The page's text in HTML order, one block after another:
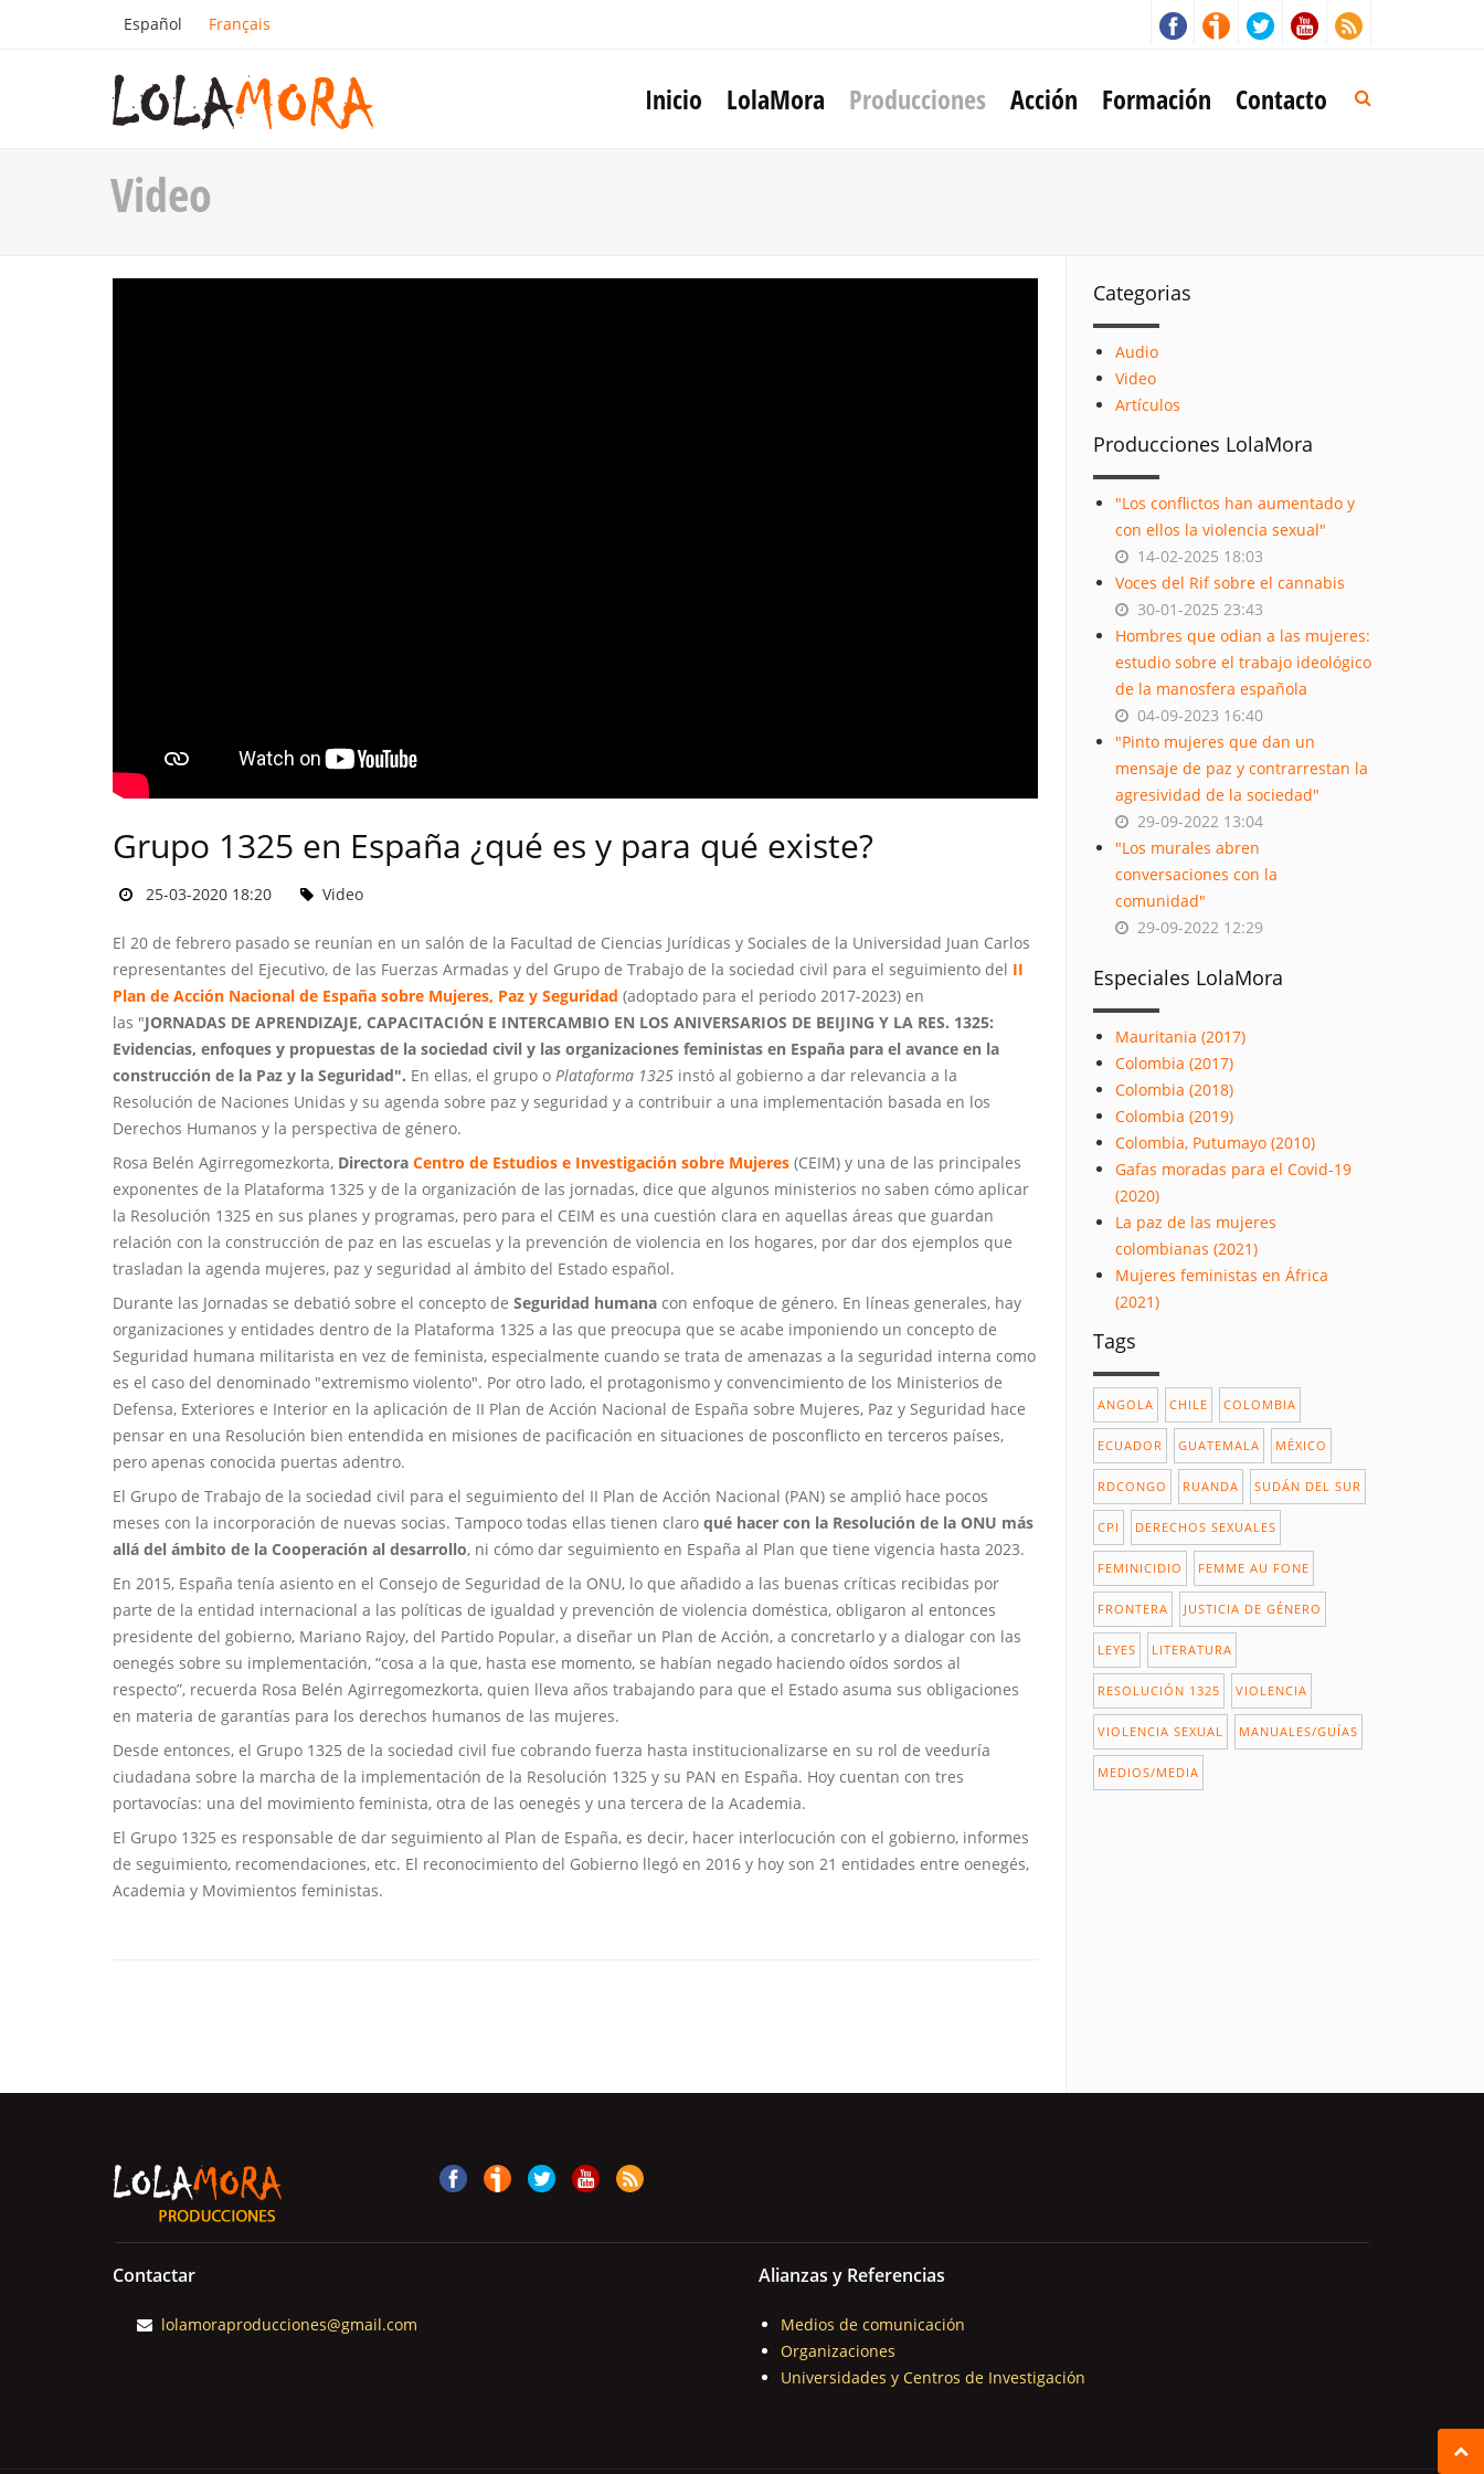
Español Français
Inicio LolaMora Producciones Acción Formación Contacto
Video
Grupo 1325 en España ¿qué es y para qué existe?
25-03-2020 18:20 Video
El 20 de febrero pasado se reunían en un salón de la Facultad de Ciencias Jurídicas y Sociales de la Universidad Juan Carlos
representantes del Ejecutivo, de las Fuerzas Armadas y del Grupo de Trabajo de la sociedad civil para el seguimiento del II
Plan de Acción Nacional de España sobre Mujeres, Paz y Seguridad (adoptado para el periodo 2017-2023) en
las "JORNADAS DE APRENDIZAJE, CAPACITACIÓN E INTERCAMBIO EN LOS ANIVERSARIOS DE BEIJING Y LA RES. 1325:
Evidencias, enfoques y propuestas de la sociedad civil y las organizaciones feministas en España para el avance en la
construcción de la Paz y la Seguridad". En ellas, el grupo o Plataforma 1325 instó al gobierno a dar relevancia a la
Resolución de Naciones Unidas y su agenda sobre paz y seguridad y a contribuir a una implementación basada en los
Derechos Humanos y la perspectiva de género.
Rosa Belén Agirregomezkorta, Directora Centro de Estudios e Investigación sobre Mujeres (CEIM) y una de las principales
exponentes de la Plataforma 1325 y de la organización de las jornadas, dice que algunos ministerios no saben cómo aplicar
la Resolución 1325 en sus planes y programas, pero para el CEIM es una cuestión clara en aquellas áreas que guardan
relación con la construcción de paz en las escuelas y la prevención de violencia en los hogares, por dar dos ejemplos que
trasladan la agenda mujeres, paz y seguridad al ámbito del Estado español.
Durante las Jornadas se debatió sobre el concepto de Seguridad humana con enfoque de género. En líneas generales, hay
organizaciones y entidades dentro de la Plataforma 1325 a las que preocupa que se acabe imponiendo un concepto de
Seguridad humana militarista en vez de feminista, especialmente cuando se trata de amenazas a la seguridad interna como
es el caso del denominado "extremismo violento". Por otro lado, el protagonismo y convencimiento de los Ministerios de
Defensa, Exteriores e Interior en la aplicación de II Plan de Acción Nacional de España sobre Mujeres, Paz y Seguridad hace
pensar en una Resolución bien entendida en misiones de pacificación en situaciones de posconflicto en terceros países,
pero apenas conocida puertas adentro.
El Grupo de Trabajo de la sociedad civil para el seguimiento del II Plan de Acción Nacional (PAN) se amplió hace pocos
meses con la incorporación de nuevas socias. Tampoco todas ellas tienen claro qué hacer con la Resolución de la ONU más
allá del ámbito de la Cooperación al desarrollo, ni cómo dar seguimiento en España al Plan que tiene vigencia hasta 2023.
En 2015, España tenía asiento en el Consejo de Seguridad de la ONU, lo que añadido a las buenas críticas recibidas por
parte de la entidad internacional a las políticas de igualdad y prevención de violencia doméstica, obligaron al entonces
presidente del gobierno, Mariano Rajoy, del Partido Popular, a diseñar un Plan de Acción, a concretarlo y a dialogar con las
oenegés sobre su implementación, “cosa a la que, hasta ese momento, se habían negado haciendo oídos sordos al
respecto”, recuerda Rosa Belén Agirregomezkorta, quien lleva años trabajando para que el Estado asuma sus obligaciones
en materia de garantías para los derechos humanos de las mujeres.
Desde entonces, el Grupo 1325 de la sociedad civil fue cobrando fuerza hasta institucionalizarse en su rol de veeduría
ciudadana sobre la marcha de la implementación de la Resolución 1325 y su PAN en España. Hoy cuentan con tres
portavocías: una del movimiento feminista, otra de las oenegés y una tercera de la Academia.
El Grupo 1325 es responsable de dar seguimiento al Plan de España, es decir, hacer interlocución con el gobierno, informes
de seguimiento, recomendaciones, etc. El reconocimiento del Gobierno llegó en 2016 y hoy son 21 entidades entre oenegés,
Academia y Movimientos feministas.
Categorias
Audio
Video
Artículos
Producciones LolaMora
"Los conflictos han aumentado y
con ellos la violencia sexual"
14-02-2025 18:03
Voces del Rif sobre el cannabis
30-01-2025 23:43
Hombres que odian a las mujeres:
estudio sobre el trabajo ideológico
de la manosfera española
04-09-2023 16:40
"Pinto mujeres que dan un
mensaje de paz y contrarrestan la
agresividad de la sociedad"
29-09-2022 13:04
"Los murales abren
conversaciones con la
comunidad"
29-09-2022 12:29
Especiales LolaMora
Mauritania (2017)
Colombia (2017)
Colombia (2018)
Colombia (2019)
Colombia, Putumayo (2010)
Gafas moradas para el Covid-19
(2020)
La paz de las mujeres
colombianas (2021)
Mujeres feministas en África
(2021)
Tags
ANGOLA CHILE COLOMBIA
ECUADOR GUATEMALA MÉXICO
RDCONGO RUANDA SUDÁN DEL SUR
CPI DERECHOS SEXUALES
FEMINICIDIO FEMME AU FONE
FRONTERA JUSTICIA DE GÉNERO
LEYES LITERATURA
RESOLUCIÓN 1325 VIOLENCIA
VIOLENCIA SEXUAL MANUALES/GUÍAS
MEDIOS/MEDIA
Contactar
lolamoraproducciones@gmail.com
Alianzas y Referencias
Medios de comunicación
Organizaciones
Universidades y Centros de Investigación